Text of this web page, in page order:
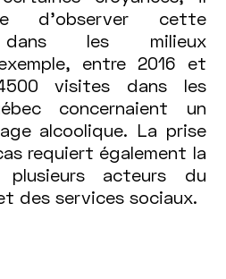
d’observer cette
dans les milieux
entre 2016 et
visites dans les
concernaient un
alcoolique. La prise
requiert également la
acteurs du
des services sociaux.